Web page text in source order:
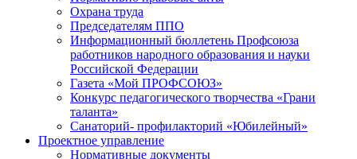
Охрана труда
Председателям ППО
Информационный бюллетень Профсоюза
работников народного образования и науки
Российской Федерации
Газета «Мой ПРОФСОЮЗ»
Конкурс педагогического творчества «Грани
таланта»
Санаторий- профилакторий «Юбилейный»
Проектное управление
Нормативные документы